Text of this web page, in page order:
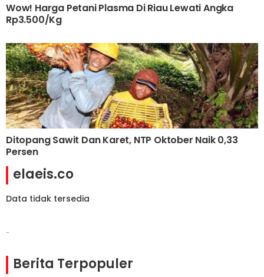
Wow! Harga Petani Plasma Di Riau Lewati Angka
Rp3.500/Kg
Ditopang Sawit Dan Karet, NTP Oktober Naik 0,33
Persen
elaeis.co
Data tidak tersedia
-
Berita Terpopuler